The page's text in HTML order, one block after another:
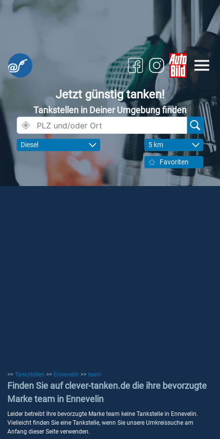
Jetzt günstig tanken!
Tankstellen in Deiner Umgebung finden
Diesel 5 km
Favoriten
>> Tankstellen >> Ennevelin >> team
Finden Sie auf clever-tanken.de die ihre bevorzugte
Marke team in Ennevelin
Leider betreibt Ihre bevorzugte Marke team keine Tankstelle in Ennevelin.
Vielleicht finden Sie eine Tankstelle, wenn Sie unsere Umkreissuche am
Anfang dieser Seite verwenden.